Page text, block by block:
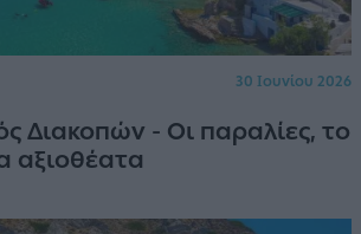
30 Ιουνίου 2026
Διακοπών - Οι παραλίες, το
αξιοθέατα